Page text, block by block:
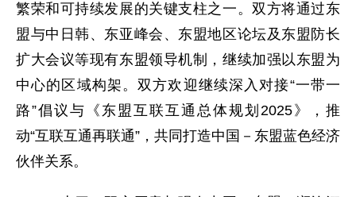
繁荣和可持续发展的关键支柱之一。双方将通过东
盟与中日韩、东亚峰会、东盟地区论坛及东盟防长
扩大会议等现有东盟领导机制，继续加强以东盟为
中心的区域构架。双方欢迎继续深入对接“一带一
路”倡议与《东盟互联互通总体规划2025》，推
动“互联互通再联通”，共同打造中国－东盟蓝色经济
伙伴关系。